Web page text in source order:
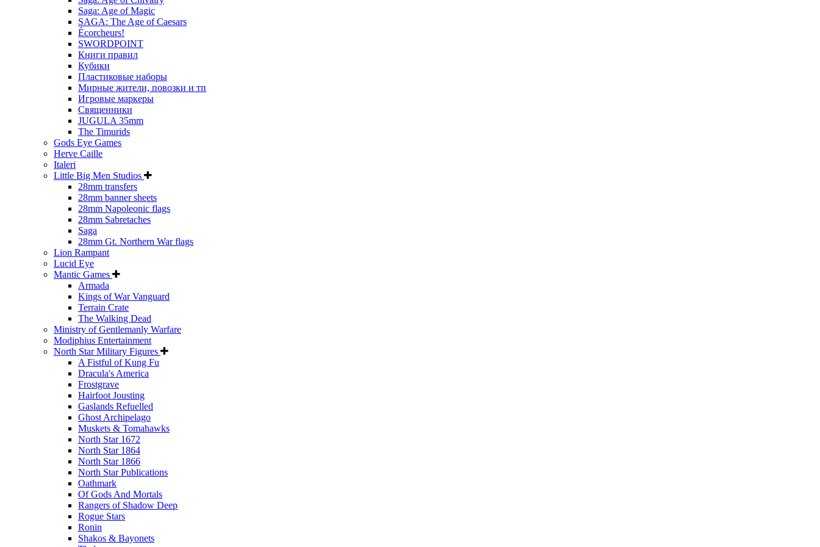
Saga: Age of Magic
SAGA: The Age of Caesars
Écorcheurs!
SWORDPOINT
Книги правил
Кубики
Пластиковые наборы
Мирные жители, повозки и тп
Игровые маркеры
Священники
JUGULA 35mm
The Timurids
Gods Eye Games
Herve Caille
Italeri
Little Big Men Studios
28mm transfers
28mm banner sheets
28mm Napoleonic flags
28mm Sabretaches
Saga
28mm Gt. Northern War flags
Lion Rampant
Lucid Eye
Mantic Games
Armada
Kings of War Vanguard
Terrain Crate
The Walking Dead
Ministry of Gentlemanly Warfare
Modiphius Entertainment
North Star Military Figures
A Fistful of Kung Fu
Dracula's America
Frostgrave
Hairfoot Jousting
Gaslands Refuelled
Ghost Archipelago
Muskets & Tomahawks
North Star 1672
North Star 1864
North Star 1866
North Star Publications
Oathmark
Of Gods And Mortals
Rangers of Shadow Deep
Rogue Stars
Ronin
Shakos & Bayonets